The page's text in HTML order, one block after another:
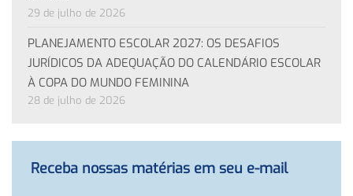
29 de julho de 2026
PLANEJAMENTO ESCOLAR 2027: OS DESAFIOS
JURÍDICOS DA ADEQUAÇÃO DO CALENDÁRIO ESCOLAR
À COPA DO MUNDO FEMININA
28 de julho de 2026
Receba nossas matérias em seu e-mail